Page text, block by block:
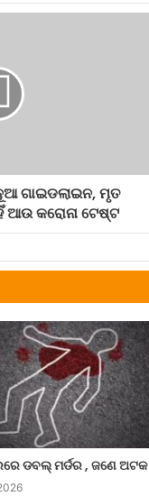
ଗାଇଡଲାଇନ, ମୃତ
ଆଉ କରୋନା ଟେଷ୍ଟ
ଡବଲ୍ ମର୍ଡର , ଜଣେ ଅଟକ